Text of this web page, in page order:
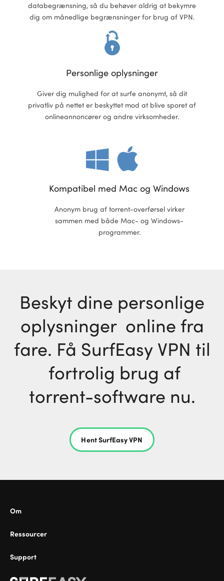
databegrænsning, så du behøver aldrig at bekymre
dig om månedlige begrænsninger for brug af VPN.
Personlige oplysninger
Giver dig mulighed for at surfe anonymt, så dit
privatliv på nettet er beskyttet mod at blive sporet af
onlineannoncører og andre virksomheder.
Kompatibel med Mac og Windows
Anonym brug af torrent-overførsel virker
sammen med både Mac- og Windows-
programmer.
Beskyt dine personlige
oplysninger online fra
fare. Få SurfEasy VPN til
fortrolig brug af
torrent-software nu.
Hent SurfEasy VPN
Om
Ressourcer
Support